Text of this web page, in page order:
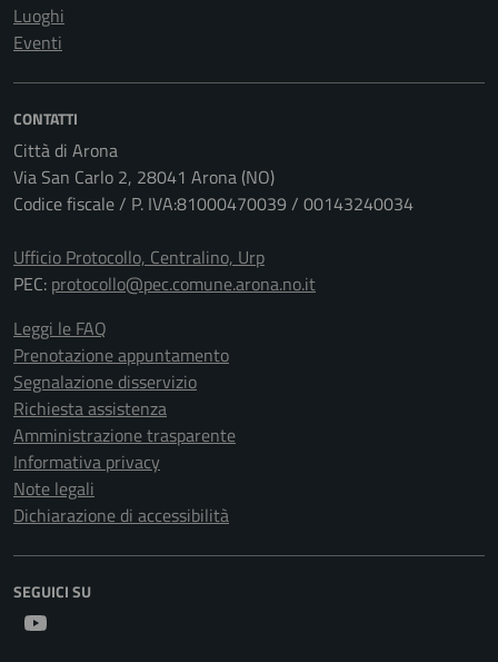
Luoghi
Eventi
CONTATTI
Città di Arona
Via San Carlo 2, 28041 Arona (NO)
Codice fiscale / P. IVA:81000470039 / 00143240034
Ufficio Protocollo, Centralino, Urp
PEC: protocollo@pec.comune.arona.no.it
Leggi le FAQ
Prenotazione appuntamento
Segnalazione disservizio
Richiesta assistenza
Amministrazione trasparente
Informativa privacy
Note legali
Dichiarazione di accessibilità
SEGUICI SU